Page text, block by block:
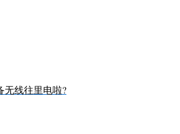
无线往里电啦?